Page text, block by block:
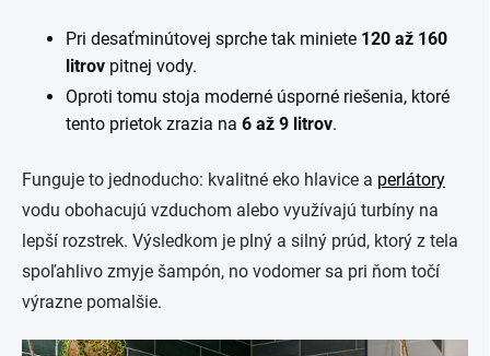
Pri desaťminútovej sprche tak miniete 120 až 160
litrov pitnej vody.
Oproti tomu stoja moderné úsporné riešenia, ktoré
tento prietok zrazia na 6 až 9 litrov.
Funguje to jednoducho: kvalitné eko hlavice a perlátory
vodu obohacujú vzduchom alebo využívajú turbíny na
lepší rozstrek. Výsledkom je plný a silný prúd, ktorý z tela
spoľahlivo zmyje šampón, no vodomer sa pri ňom točí
výrazne pomalšie.